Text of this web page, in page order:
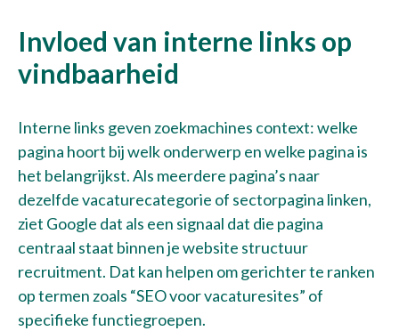
Invloed van interne links op
vindbaarheid
Interne links geven zoekmachines context: welke
pagina hoort bij welk onderwerp en welke pagina is
het belangrijkst. Als meerdere pagina’s naar
dezelfde vacaturecategorie of sectorpagina linken,
ziet Google dat als een signaal dat die pagina
centraal staat binnen je website structuur
recruitment. Dat kan helpen om gerichter te ranken
op termen zoals “SEO voor vacaturesites” of
specifieke functiegroepen.